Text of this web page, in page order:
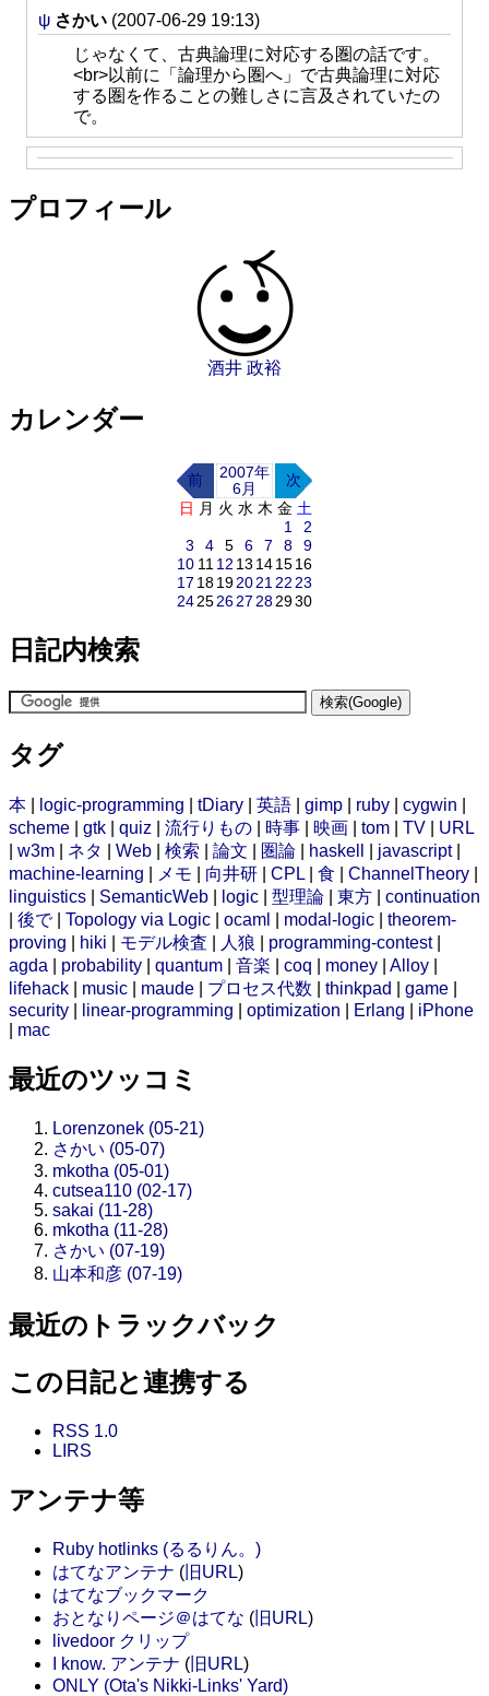
ψ さかい (2007-06-29 19:13)
じゃなくて、古典論理に対応する圏の話です。
<br>以前に「論理から圏へ」で古典論理に対応
する圏を作ることの難しさに言及されていたの
で。
プロフィール
酒井 政裕
カレンダー
前
2007年
6月
次
日 月 火 水 木 金 土
1
2
3
4 5 6 7 8
9
10 11 12 13 141516
17 18192021 22 23
24252627 282930
日記内検索
タグ
本 logic-programming tDiary 英語 gimp ruby cygwin
scheme
gtk quiz 流行りもの 時事 映画 tom TV
URL
w3m ネタ Web 検索 論文 圏論 haskell javascript|
machine-learning
メモ 向井研 CPL 食 ChannelTheory
linguistics
SemanticWeb logic 型理論 東方
continuation
後で| Topology via Logic ocaml modal-logic
theorem-
proving
hiki モデル検査 人狼 programming-contest|
agda
probability quantum 音楽 coq money Alloy
lifehack
music maude プロセス代数 thinkpad game
security
linear-programming optimization Erlang
iPhone
mac
最近のツッコミ
Lorenzonek (05-21)
さかい (05-07)
mkotha (05-01)
cutsea110 (02-17)
sakai (11-28)
mkotha (11-28)
さかい (07-19)
山本和彦 (07-19)
最近のトラックバック
この日記と連携する
RSS 1.0
LIRS
アンテナ等
Ruby hotlinks (るるりん。)
はてなアンテナ ( 旧URL)
はてなブックマーク
おとなりページ＠はてな ( 旧URL)
livedoor クリップ
I know. アンテナ ( 旧URL)
ONLY (Ota's Nikki-Links' Yard)